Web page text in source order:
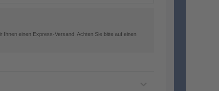
Ihnen einen Express-Versand. Achten Sie bitte auf einen